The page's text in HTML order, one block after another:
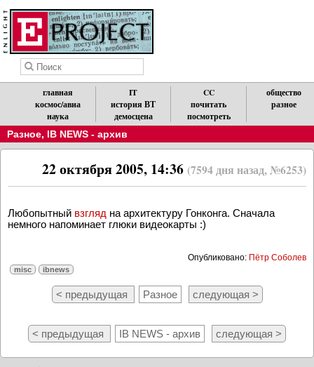
главная
космос/авиа
наука
IT
история ВТ
демосцена
CC
почитать
посмотреть
общество
разное
Разное, IB NEWS - архив
22 октября 2005, 14:36 (7594 дня назад, №6253)
Любопытный взгляд на архитектуру Гонконга. Сначала
немного напоминает глюки видеокарты :)
Опубликовано: Пётр Соболев
misc ibnews
< предыдущая Разное следующая >
< предыдущая IB NEWS - архив следующая >